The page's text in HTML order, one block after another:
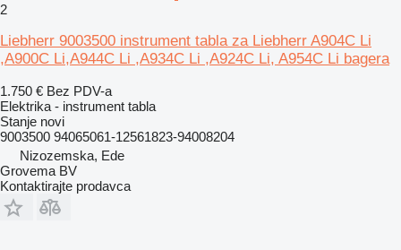
2
Liebherr 9003500 instrument tabla za Liebherr A904C Li
,A900C Li,A944C Li ,A934C Li ,A924C Li, A954C Li bagera
1.750 € Bez PDV-a
Elektrika - instrument tabla
Stanje novi
9003500 94065061-12561823-94008204
Nizozemska, Ede
Grovema BV
Kontaktirajte prodavca